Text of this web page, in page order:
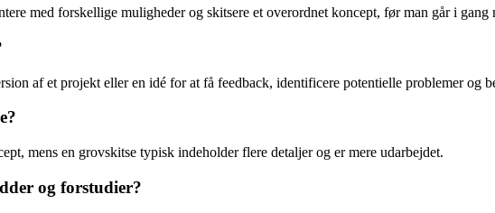
med forskellige muligheder og skitsere et overordnet koncept, før man går i gang
af et projekt eller en idé for at få feedback, identificere potentielle problemer og
mens en grovskitse typisk indeholder flere detaljer og er mere udarbejdet.
og forstudier?